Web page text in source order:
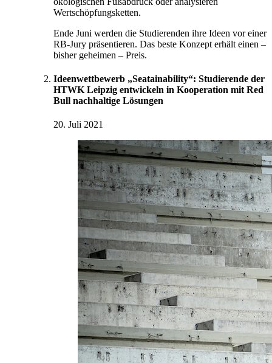
Wertschöpfungsketten.
Ende Juni werden die Studierenden ihre Ideen vor einer
RB-Jury präsentieren. Das beste Konzept erhält einen –
bisher geheimen – Preis.
Ideenwettbewerb „Seatainability“: Studierende der
HTWK Leipzig entwickeln in Kooperation mit Red
Bull nachhaltige Lösungen
20. Juli 2021